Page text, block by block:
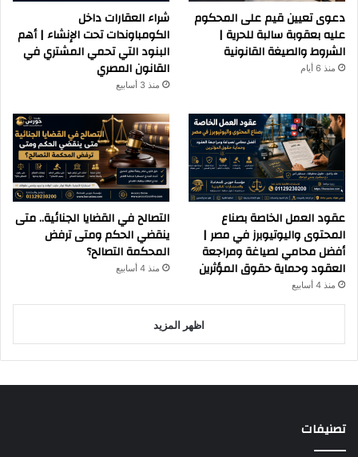
دعوى تعيين قيم على المحكوم
عليه بعقوبة سالبة للحرية |
الشروط والصيغة القانونية
منذ 6 أيام
شراء العقارات داخل
الكومباوندات تحت الإنشاء | أهم
البنود التي تحمي المشتري في
القانون المصري
منذ 3 أسابيع
عقود العمل الخاصة بصناع
المحتوى واليوتيوبرز في مصر |
أفضل محامي لصياغة ومراجعة
العقود وحماية حقوق المؤثرين
منذ 4 أسابيع
التصالح في القضايا الجنائية.. متى
ينقضي الحكم ومتى ترفض
المحكمة التصالح؟
منذ 4 أسابيع
اظهر المزيد
تصنيفات